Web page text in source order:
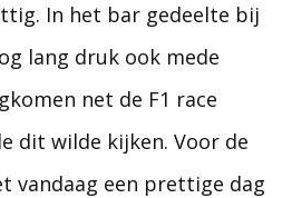
In het bar gedeelte bij
lang druk ook mede
net de F1 race
dit wilde kijken. Voor de
vandaag een prettige dag